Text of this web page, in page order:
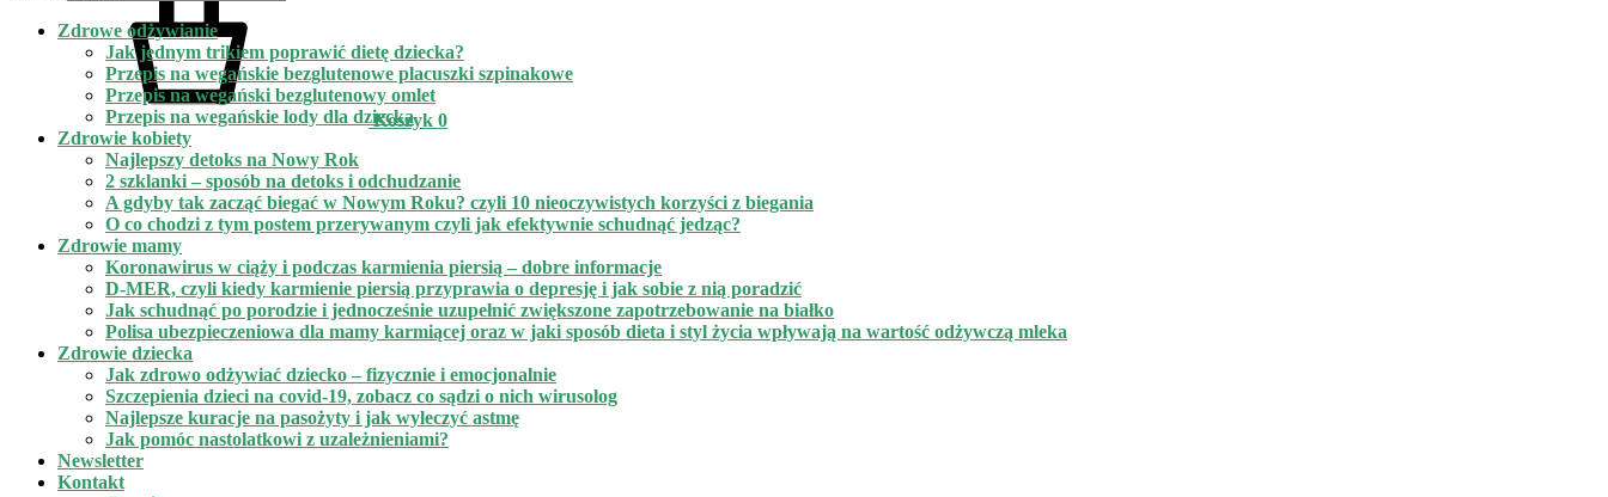
Koszyk 0
Zdrowe odżywianie
Jak jednym trikiem poprawić dietę dziecka?
Przepis na wegańskie bezglutenowe placuszki szpinakowe
Przepis na wegański bezglutenowy omlet
Przepis na wegańskie lody dla dziecka
Zdrowie kobiety
Najlepszy detoks na Nowy Rok
2 szklanki – sposób na detoks i odchudzanie
A gdyby tak zacząć biegać w Nowym Roku? czyli 10 nieoczywistych korzyści z biegania
O co chodzi z tym postem przerywanym czyli jak efektywnie schudnąć jedząc?
Zdrowie mamy
Koronawirus w ciąży i podczas karmienia piersią – dobre informacje
D-MER, czyli kiedy karmienie piersią przyprawia o depresję i jak sobie z nią poradzić
Jak schudnąć po porodzie i jednocześnie uzupełnić zwiększone zapotrzebowanie na białko
Polisa ubezpieczeniowa dla mamy karmiącej oraz w jaki sposób dieta i styl życia wpływają na wartość odżywczą mleka
Zdrowie dziecka
Jak zdrowo odżywiać dziecko – fizycznie i emocjonalnie
Szczepienia dzieci na covid-19, zobacz co sądzi o nich wirusolog
Najlepsze kuracje na pasożyty i jak wyleczyć astmę
Jak pomóc nastolatkowi z uzależnieniami?
Newsletter
Kontakt